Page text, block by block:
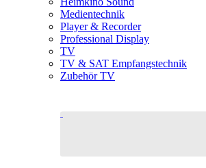
Medientechnik
Player & Recorder
Professional Display
TV
TV & SAT Empfangstechnik
Zubehör TV